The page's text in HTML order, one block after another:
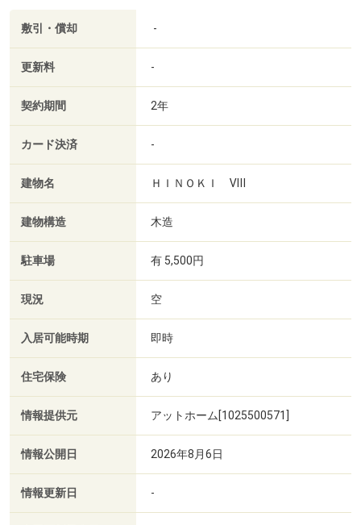
敷引・償却 -
更新料 -
契約期間 2年
カード決済 -
建物名 ＨＩＮＯＫＩ Ⅷ
建物構造 木造
駐車場 有 5,500円
現況 空
入居可能時期 即時
住宅保険 あり
情報提供元 アットホーム[1025500571]
情報公開日 2026年8月6日
情報更新日 -